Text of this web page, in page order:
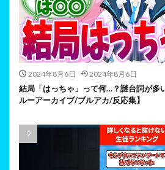
2024年8月6日 2024年8月6日
結局「はっちゃ」って何…？謎台詞が多
ルーアーカイブ/ブルアカ/反応集】